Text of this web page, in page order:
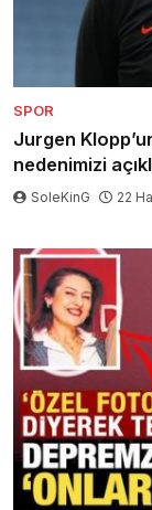
SPOR
Jurgen
nedenimizi
SoleKinG 22